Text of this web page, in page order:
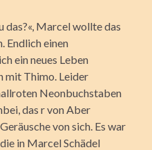
Marcel wollte das
Endlich einen
ein neues Leben
mit Thimo. Leider
Neonbuchstaben
das r von Aber
von sich. Es war
in Marcel Schädel